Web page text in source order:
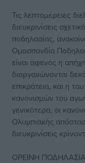
Τις λεπτομέρειες
διευκρινίσεις
ποδηλασίας,
Ομοσπονδία
είναι αφενός η
διοργανώνονται
επικράτεια, και η
κανονισμών του
γενικότερα, οι
Ολυμπιακής
διευκρινίσεις
ΟΡΕΙΝΗ